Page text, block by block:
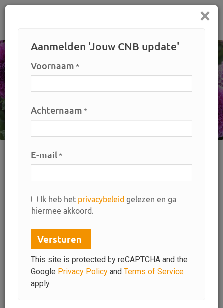
Bemiddeling
Broeibakken-Nipla
Aangeboden sinds 09-06-2026
Aantal 968
West Friesland
×
Aanmelden 'Jouw CNB update'
Voornaam *
Achternaam *
E-mail*
Ik heb het privacybeleid gelezen en ga
hiermee akkoord.
Versturen
This site is protected by reCAPTCHA and the
Google Privacy Policy and Terms of Service
apply.